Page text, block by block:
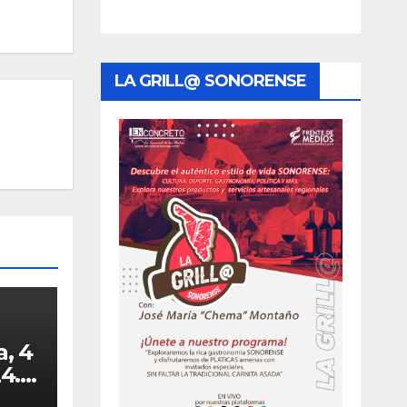
4
LA GRILL@ SONORENSE